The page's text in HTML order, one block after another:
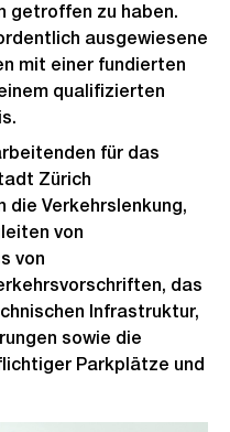
getroffen zu haben.
ausgewiesene
mit einer fundierten
qualifizierten
für das
Zürich
die Verkehrslenkung,
von
von
das
Infrastruktur,
sowie die
Parkplätze und